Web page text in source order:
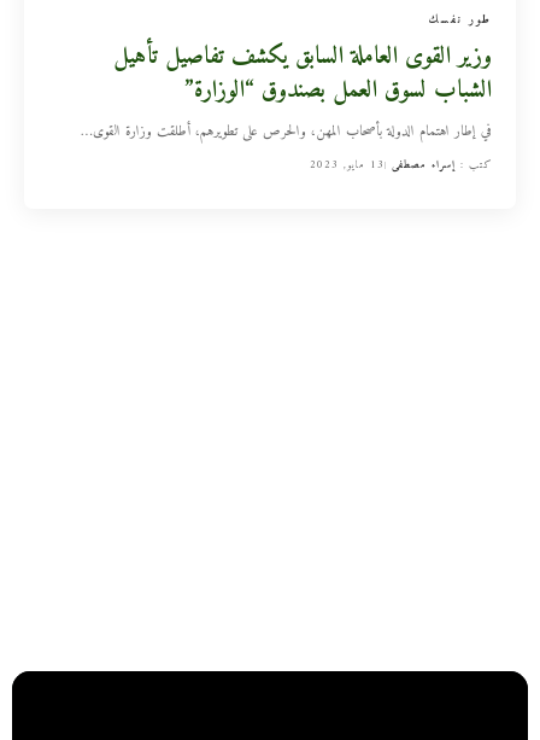
طور نفسك
وزير القوى العاملة السابق يكشف تفاصيل تأهيل
الشباب لسوق العمل بصندوق “الوزارة”
في إطار اهتمام الدولة بأصحاب المهن، والحرص على تطويرهم، أطلقت وزارة القوى…
كتب : إسراء مصطفى 13 مايو, 2023